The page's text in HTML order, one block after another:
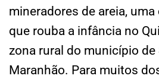
mineradores de areia,
que rouba a infância no
zona rural do município de
Maranhão. Para muitos